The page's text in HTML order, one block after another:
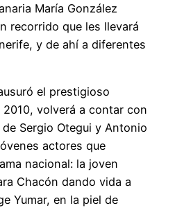
María González
recorrido que les llevará
y de ahí a diferentes
el prestigioso
volverá a contar con
Sergio Otegui y Antonio
actores que
nacional: la joven
Chacón dando vida a
Yumar, en la piel de